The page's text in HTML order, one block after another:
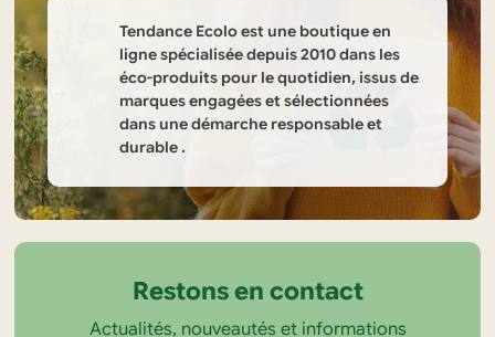
Informations
sur
boutique
Tendance Ecolo est une boutique en
ligne spécialisée depuis 2010 dans les
éco-produits pour le quotidien, issus de
marques engagées et sélectionnées
dans une démarche responsable et
durable .
Restons en contact
Actualités, nouveautés et informations